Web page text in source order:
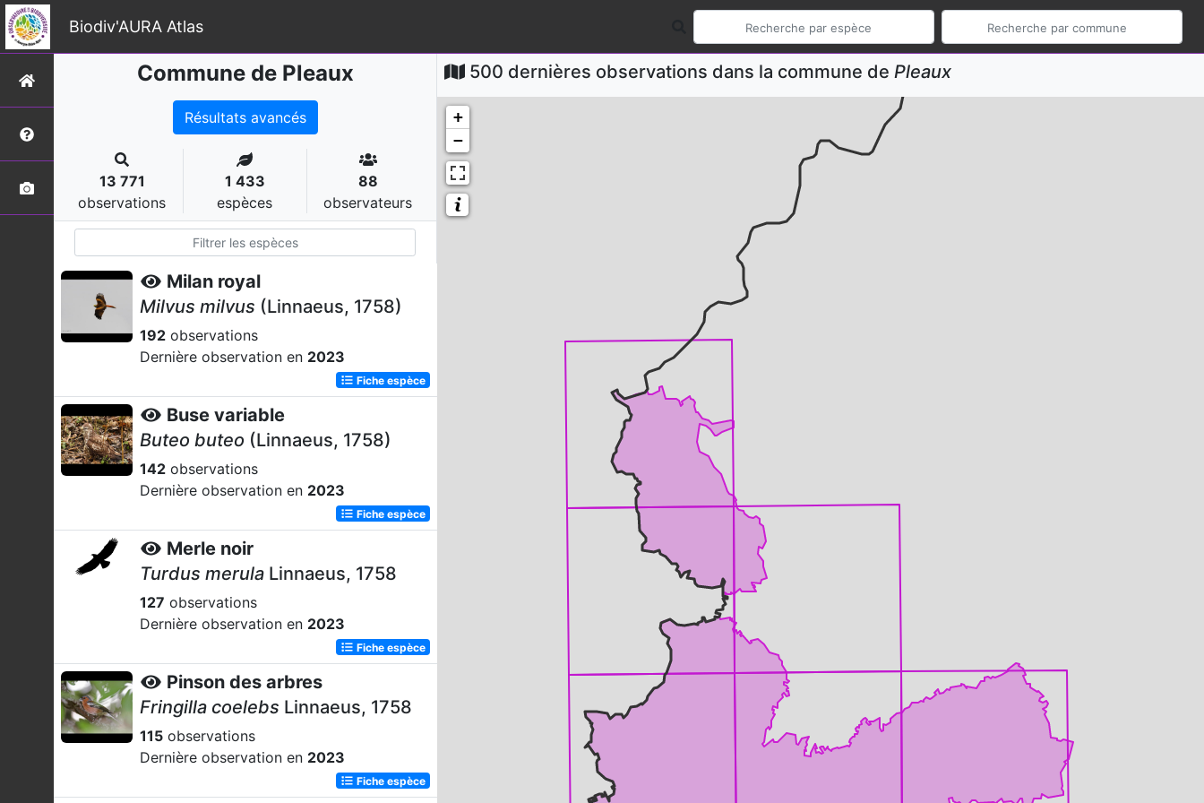
Biodiv'AURA Atlas
Commune de Pleaux
Résultats avancés
13 771
observations
1 433
espèces
88
observateurs
Milan royal
Milvus milvus (Linnaeus, 1758)
192 observations
Dernière observation en 2023
Fiche espèce
Buse variable
Buteo buteo (Linnaeus, 1758)
142 observations
Dernière observation en 2023
Fiche espèce
Merle noir
Turdus merula Linnaeus, 1758
127 observations
Dernière observation en 2023
Fiche espèce
Pinson des arbres
Fringilla coelebs Linnaeus, 1758
115 observations
Dernière observation en 2023
Fiche espèce
500 dernières observations dans la commune de Pleaux
+
−